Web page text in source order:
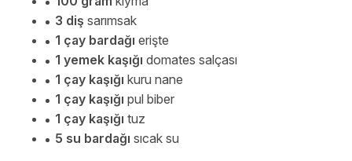
3 diş sarımsak
1 çay bardağı erişte
1 yemek kaşığı domates salçası
1 çay kaşığı kuru nane
1 çay kaşığı pul biber
1 çay kaşığı tuz
5 su bardağı sıcak su